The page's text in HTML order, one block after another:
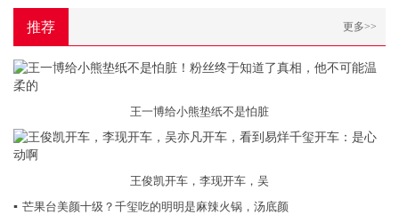
推荐 更多>>
王一博给小熊垫纸不是怕脏
王俊凯开车，李现开车，吴
▪ 芒果台美颜十级？千玺吃的明明是麻辣火锅，汤底颜